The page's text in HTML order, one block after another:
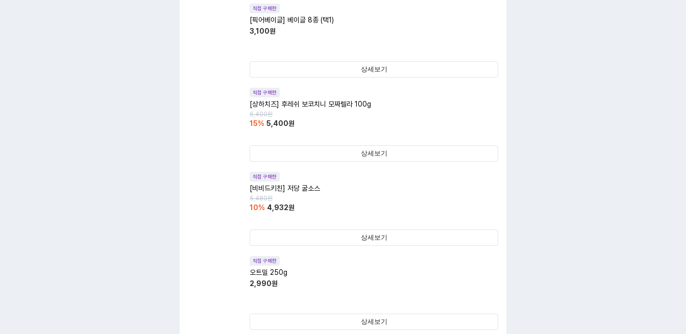
직접 구매한
[픽어베이글] 베이글 8종 (택1)
3,100원
상세보기
직접 구매한
[상하치즈] 후레쉬 보코치니 모짜렐라 100g
6,400원
15% 5,400원
상세보기
직접 구매한
[비비드키친] 저당 굴소스
5,480원
10% 4,932원
상세보기
직접 구매한
오트밀 250g
2,990원
상세보기